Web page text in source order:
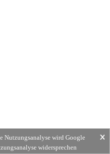
Nutzungsanalyse wird Google
widersprechen